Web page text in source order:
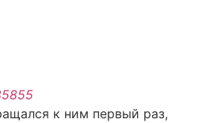
к ним первый раз,